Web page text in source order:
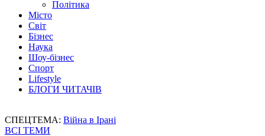
Політика
Місто
Світ
Бізнес
Наука
Шоу-бізнес
Спорт
Lifestyle
БЛОГИ ЧИТАЧІВ
СПЕЦТЕМА: Війна в Ірані
ВСІ ТЕМИ